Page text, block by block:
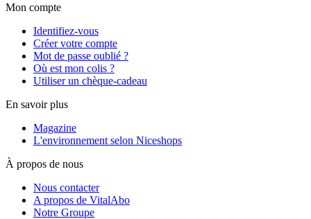
Mon compte
Identifiez-vous
Créer votre compte
Mot de passe oublié ?
Où est mon colis ?
Utiliser un chèque-cadeau
En savoir plus
Magazine
L'environnement selon Niceshops
À propos de nous
Nous contacter
A propos de VitalAbo
Notre Groupe